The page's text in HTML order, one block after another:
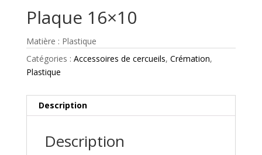
Plaque 16×10
Matière : Plastique
Catégories : Accessoires de cercueils, Crémation,
Plastique
Description
Description